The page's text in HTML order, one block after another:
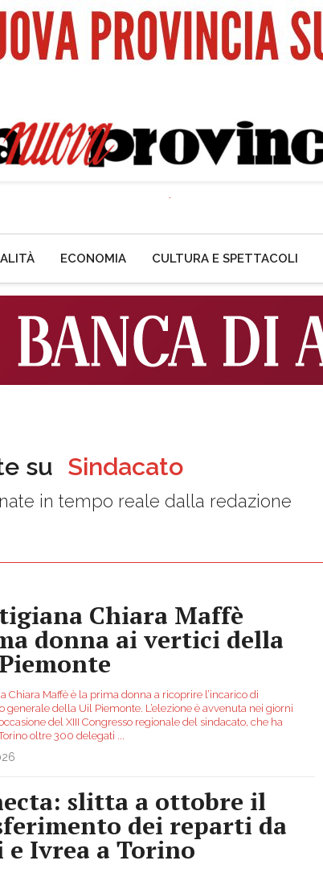
ECONOMIA CULTURA E SPETTACOLI
su Sindacato
in tempo reale dalla redazione
Chiara Maffè
donna ai vertici della
Chiara Maffè è la prima donna a ricoprire l’incarico di
generale della Uil Piemonte. L’elezione è avvenuta nei giorni
del XIII Congresso regionale del sindacato, che ha
oltre 300 delegati
slitta a ottobre il
dei reparti da
e Ivrea a Torino